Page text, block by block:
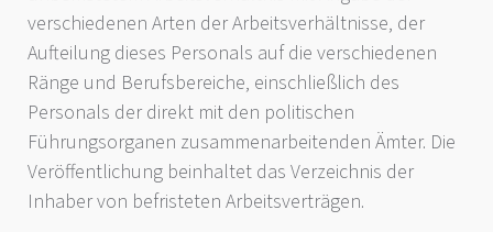
verschiedenen Arten der Arbeitsverhältnisse, der
Aufteilung dieses Personals auf die verschiedenen
Ränge und Berufsbereiche, einschließlich des
Personals der direkt mit den politischen
Führungsorganen zusammenarbeitenden Ämter. Die
Veröffentlichung beinhaltet das Verzeichnis der
Inhaber von befristeten Arbeitsverträgen.